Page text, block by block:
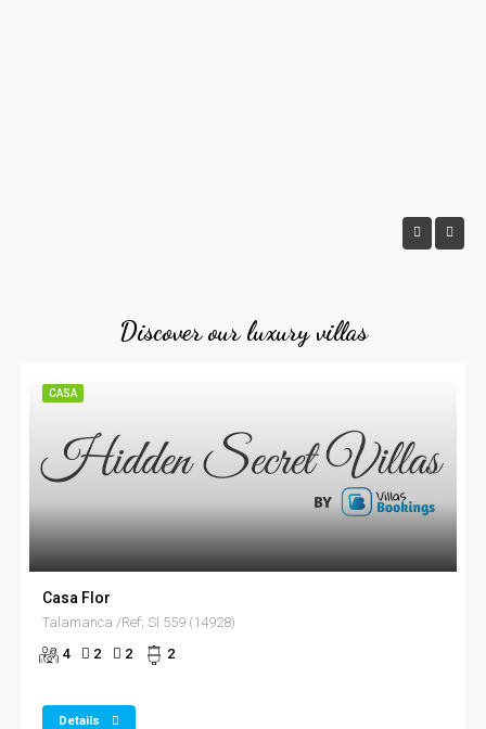
Discover our luxury villas
CASA
Casa Flor
Talamanca /Ref; SI 559 (14928)
4
2 2 2
Details